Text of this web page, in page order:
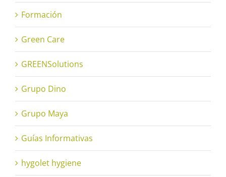
Formación
Green Care
GREENSolutions
Grupo Dino
Grupo Maya
Guías Informativas
hygolet hygiene